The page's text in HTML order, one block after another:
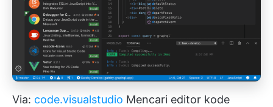
Via: code.visualstudio Mencari editor kode